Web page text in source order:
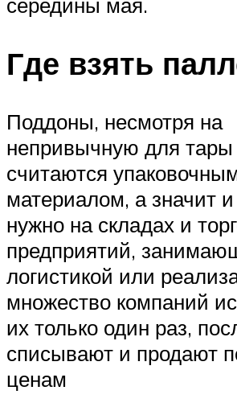
Где взять
Поддоны, несмотря на
непривычную для
считаются
материалом, а значит
нужно на складах и
предприятий,
логистикой или
множество компаний
их только один раз,
списывают и продают
ценам